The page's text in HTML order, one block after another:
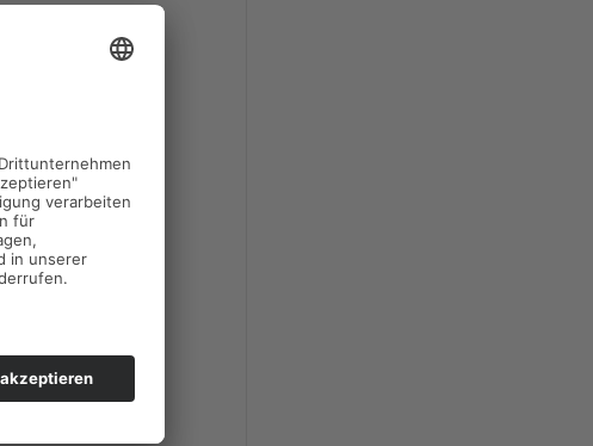
rechtlich
von
durch Geimpfte
lassen,
eine klare
wie es im Aktien-